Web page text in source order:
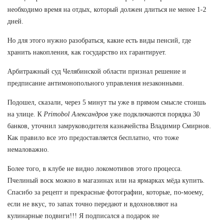
необходимо время на отдых, который должен длиться не менее 1-2
дней.
Но для этого нужно разобраться, какие есть виды пенсий, где
хранить накопления, как государство их гарантирует.
Арбитражный суд Челябинской области признал решение и
предписание антимонопольного управления незаконными.
Подошел, сказали, через 5 минут ты уже в прямом смысле стоишь
на улице. К Primobol Александров уже подключаются порядка 30
банков, уточнил замруководителя казначейства Владимир Смирнов.
Как правило все это предоставляется бесплатно, что тоже
немаловажно.
Более того, в клубе не видно локомотивов этого процесса.
Пчелиный воск можно в магазинах или на ярмарках мёда купить.
Спасибо за рецепт и прекрасные фотографии, которые, по-моему,
если не вкус, то запах точно передают и вдохновляют на
кулинарные подвиги!!! Я подписался а подарок не